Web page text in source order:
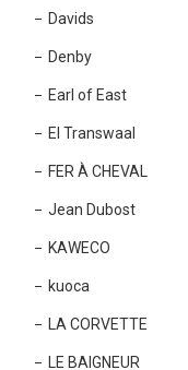
Davids
Denby
Earl of East
El Transwaal
FER À CHEVAL
Jean Dubost
KAWECO
kuoca
LA CORVETTE
LE BAIGNEUR